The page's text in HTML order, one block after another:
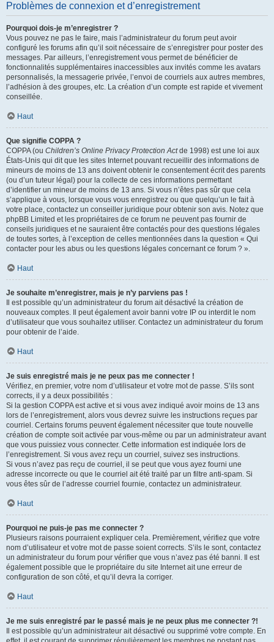
Problèmes de connexion et d’enregistrement
Pourquoi dois-je m’enregistrer ?
Vous pouvez ne pas le faire, mais l’administrateur du forum peut avoir
configuré les forums afin qu’il soit nécessaire de s’enregistrer pour poster des
messages. Par ailleurs, l’enregistrement vous permet de bénéficier de
fonctionnalités supplémentaires inaccessibles aux invités comme les avatars
personnalisés, la messagerie privée, l’envoi de courriels aux autres membres,
l’adhésion à des groupes, etc. La création d’un compte est rapide et vivement
conseillée.
Haut
Que signifie COPPA ?
COPPA (ou Children’s Online Privacy Protection Actde 1998) est une loi aux
États-Unis qui dit que les sites Internet pouvant recueillir des informations de
mineurs de moins de 13 ans doivent obtenir le consentement écrit des parents
(ou d’un tuteur légal) pour la collecte de ces informations permettant
d’identifier un mineur de moins de 13 ans. Si vous n’êtes pas sûr que cela
s’applique à vous, lorsque vous vous enregistrez ou que quelqu’un le fait à
votre place, contactez un conseiller juridique pour obtenir son avis. Notez que
phpBB Limited et les propriétaires de ce forum ne peuvent pas fournir de
conseils juridiques et ne sauraient être contactés pour des questions légales
de toutes sortes, à l’exception de celles mentionnées dans la question « Qui
contacter pour les abus ou les questions légales concernant ce forum ? ».
Haut
Je souhaite m’enregistrer, mais je n’y parviens pas !
Il est possible qu’un administrateur du forum ait désactivé la création de
nouveaux comptes. Il peut également avoir banni votre IP ou interdit le nom
d’utilisateur que vous souhaitez utiliser. Contactez un administrateur du forum
pour obtenir de l’aide.
Haut
Je suis enregistré mais je ne peux pas me connecter !
Vérifiez, en premier, votre nom d’utilisateur et votre mot de passe. S’ils sont
corrects, il y a deux possibilités :
Si la gestion COPPA est active et si vous avez indiqué avoir moins de 13 ans
lors de l’enregistrement, alors vous devrez suivre les instructions reçues par
courriel. Certains forums peuvent également nécessiter que toute nouvelle
création de compte soit activée par vous-même ou par un administrateur avant
que vous puissiez vous connecter. Cette information est indiquée lors de
l’enregistrement. Si vous avez reçu un courriel, suivez ses instructions.
Si vous n’avez pas reçu de courriel, il se peut que vous ayez fourni une
adresse incorrecte ou que le courriel ait été traité par un filtre anti-spam. Si
vous êtes sûr de l’adresse courriel fournie, contactez un administrateur.
Haut
Pourquoi ne puis-je pas me connecter ?
Plusieurs raisons pourraient expliquer cela. Premièrement, vérifiez que votre
nom d’utilisateur et votre mot de passe soient corrects. S’ils le sont, contactez
un administrateur du forum pour vérifier que vous n’avez pas été banni. Il est
également possible que le propriétaire du site Internet ait une erreur de
configuration de son côté, et qu’il devra la corriger.
Haut
Je me suis enregistré par le passé mais je ne peux plus me connecter ?!
Il est possible qu’un administrateur ait désactivé ou supprimé votre compte. En